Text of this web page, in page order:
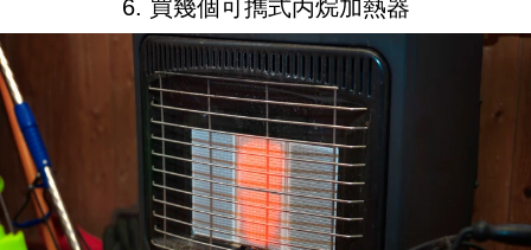
6. 買幾個可擕式丙烷加熱器